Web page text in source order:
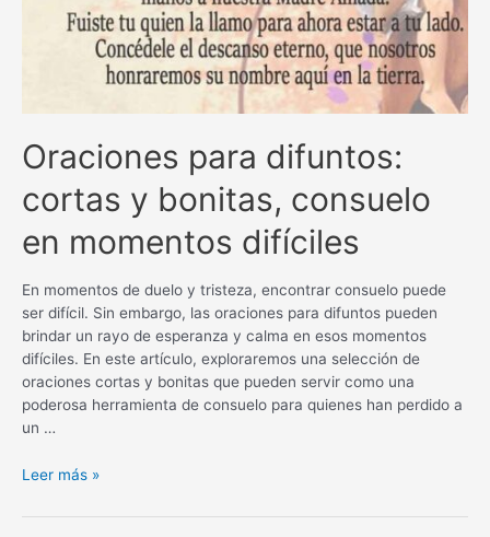
Oraciones para difuntos:
cortas y bonitas, consuelo
en momentos difíciles
En momentos de duelo y tristeza, encontrar consuelo puede
ser difícil. Sin embargo, las oraciones para difuntos pueden
brindar un rayo de esperanza y calma en esos momentos
difíciles. En este artículo, exploraremos una selección de
oraciones cortas y bonitas que pueden servir como una
poderosa herramienta de consuelo para quienes han perdido a
un …
Oraciones
difuntos:
Leer más »